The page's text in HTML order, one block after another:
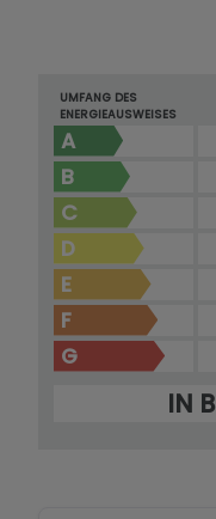
UMFANG DES
ENERGIEAUSWEISES
A
B
C
D
E
F
G
IN